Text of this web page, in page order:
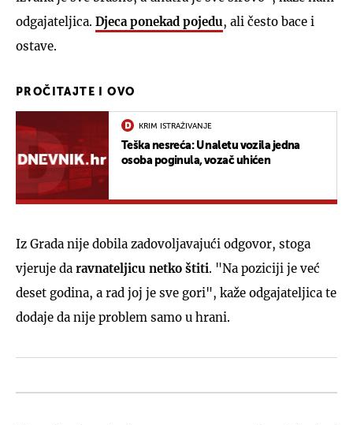
odgajateljica. Djeca ponekad pojedu, ali često bace i
ostave.
PROČITAJTE I OVO
KRIM ISTRAŽIVANJE
Teška nesreća: U naletu vozila jedna
osoba poginula, vozač uhićen
Iz Grada nije dobila zadovoljavajući odgovor, stoga
vjeruje da ravnateljicu netko štiti. "Na poziciji je već
deset godina, a rad joj je sve gori", kaže odgajateljica te
dodaje da nije problem samo u hrani.